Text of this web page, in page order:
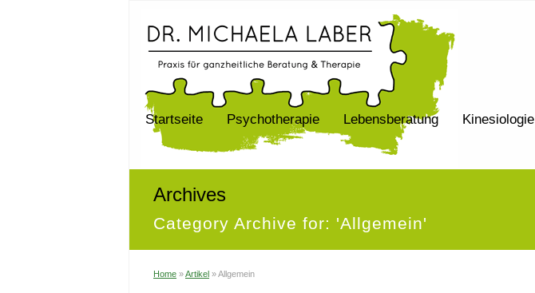
Startseite Psychotherapie Lebensberatung Kinesiologie
Archives
Category Archive for: 'Allgemein'
Home »Artikel »Allgemein